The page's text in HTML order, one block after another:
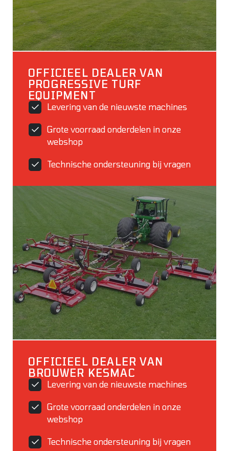
OFFICIEEL DEALER VAN
PROGRESSIVE TURF
EQUIPMENT
Levering van de nieuwste machines
Grote voorraad onderdelen in onze
webshop
Technische ondersteuning bij vragen
OFFICIEEL DEALER VAN
BROUWER KESMAC
Levering van de nieuwste machines
Grote voorraad onderdelen in onze
webshop
Technische ondersteuning bij vragen